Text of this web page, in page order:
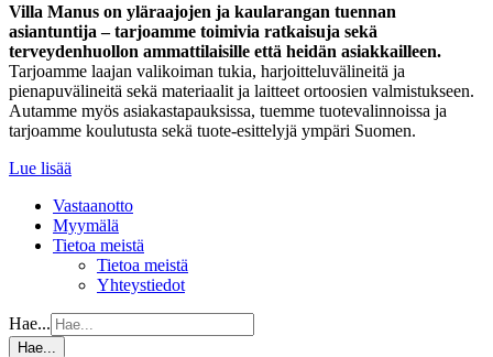
Villa Manus on yläraajojen ja kaularangan tuennan
asiantuntija – tarjoamme toimivia ratkaisuja sekä
terveydenhuollon ammattilaisille että heidän asiakkailleen.
Tarjoamme laajan valikoiman tukia, harjoitteluvälineitä ja
pienapuvälineitä sekä materiaalit ja laitteet ortoosien valmistukseen.
Autamme myös asiakastapauksissa, tuemme tuotevalinnoissa ja
tarjoamme koulutusta sekä tuote-esittelyjä ympäri Suomen.
Lue lisää
Vastaanotto
Myymälä
Tietoa meistä
Tietoa meistä
Yhteystiedot
Hae...
Hae...